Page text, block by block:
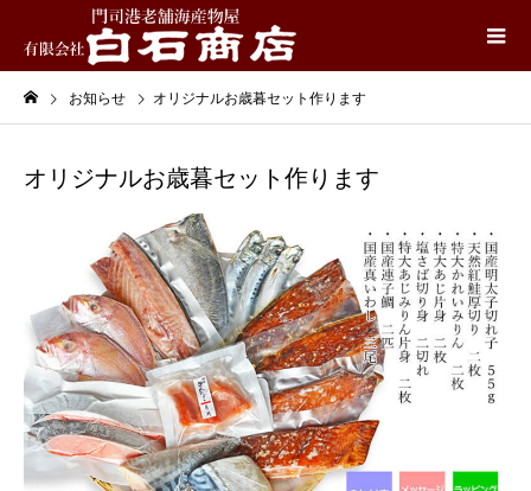
お知らせ オリジナルお歳暮セット作ります
オリジナルお歳暮セット作ります